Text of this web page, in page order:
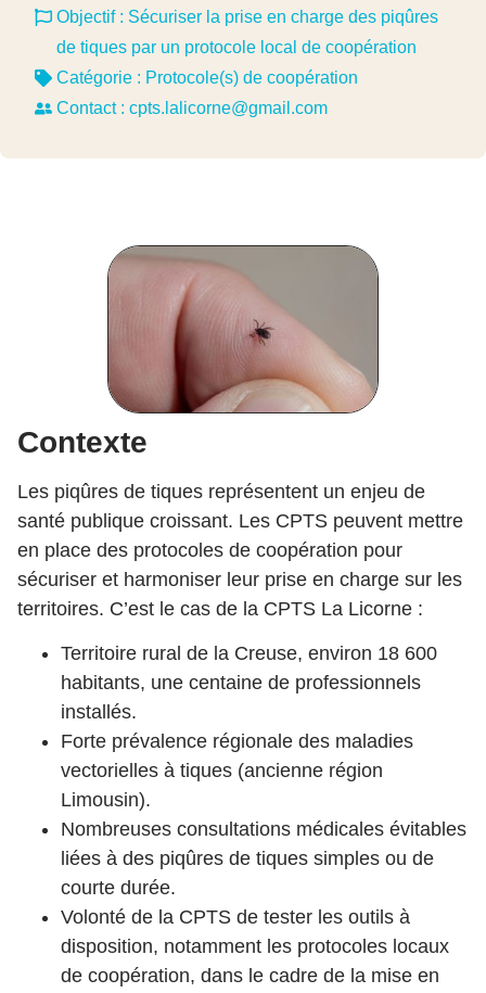
Objectif : Sécuriser la prise en charge des piqûres
de tiques par un protocole local de coopération
Catégorie : Protocole(s) de coopération
Contact : cpts.lalicorne@gmail.com
Contexte
Les piqûres de tiques représentent un enjeu de
santé publique croissant. Les CPTS peuvent mettre
en place des protocoles de coopération pour
sécuriser et harmoniser leur prise en charge sur les
territoires. C’est le cas de la CPTS La Licorne :
Territoire rural de la Creuse, environ 18 600
habitants, une centaine de professionnels
installés.
Forte prévalence régionale des maladies
vectorielles à tiques (ancienne région
Limousin).
Nombreuses consultations médicales évitables
liées à des piqûres de tiques simples ou de
courte durée.
Volonté de la CPTS de tester les outils à
disposition, notamment les protocoles locaux
de coopération, dans le cadre de la mise en